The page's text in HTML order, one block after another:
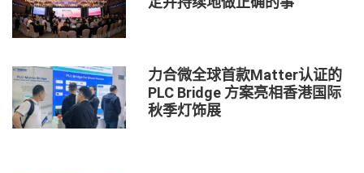
力合微全球首款Matter认证的
PLC Bridge 方案亮相香港国际
秋季灯饰展